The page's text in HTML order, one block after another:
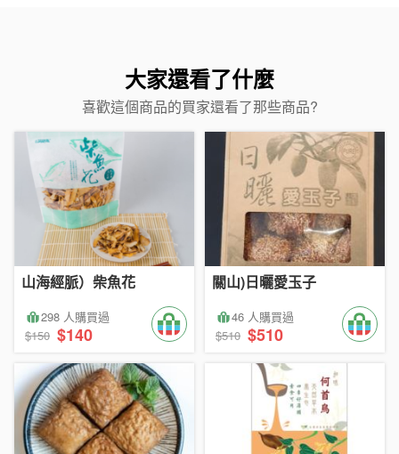
大家還看了什麼
喜歡這個商品的買家還看了那些商品?
山海經脈）柴魚花
298 人購買過
$150 $140
關山)日曬愛玉子
46 人購買過
$510 $510